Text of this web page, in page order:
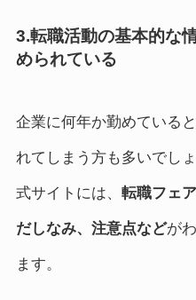
3.転職活動の基本的な
められている
企業に何年か勤めている
れてしまう方も多いでし
式サイトには、 転職フェ
だしなみ、注意点などが
ます。